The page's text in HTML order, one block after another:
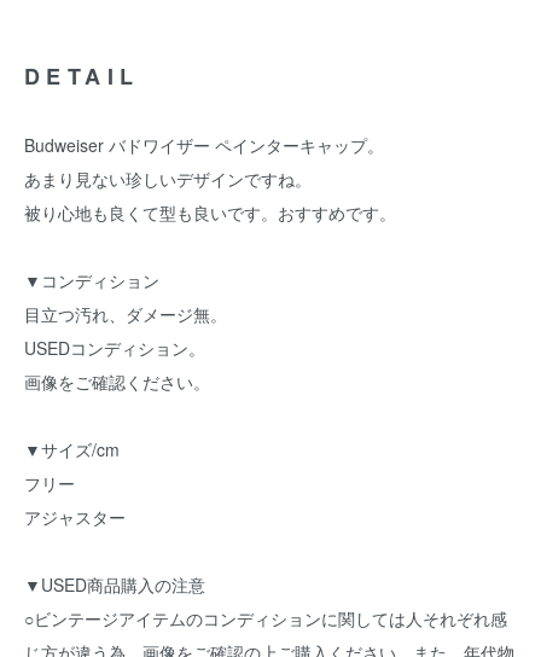
DETAIL
Budweiser バドワイザー ペインターキャップ。
あまり見ない珍しいデザインですね。
被り心地も良くて型も良いです。おすすめです。
▼コンディション
目立つ汚れ、ダメージ無。
USEDコンディション。
画像をご確認ください。
▼サイズ/cm
フリー
アジャスター
▼USED商品購入の注意
○ビンテージアイテムのコンディションに関しては人それぞれ感
じ方が違う為、画像をご確認の上ご購入ください。また、年代物